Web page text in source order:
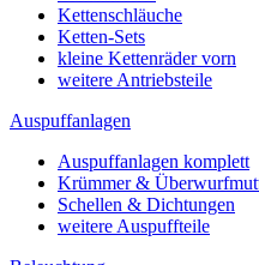
Kettenschläuche
Ketten-Sets
kleine Kettenräder vorn
weitere Antriebsteile
Auspuffanlagen
Auspuffanlagen komplett
Krümmer &
Schellen & Dichtungen
weitere Auspuffteile